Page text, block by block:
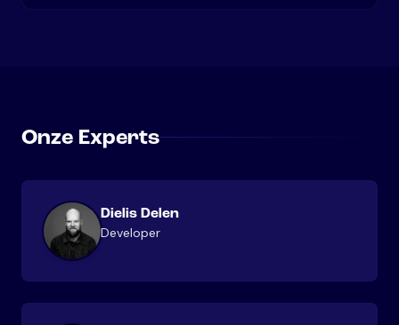
Onze Experts
Dielis Delen
Developer